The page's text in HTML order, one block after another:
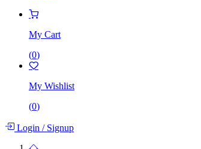
My Cart
(0)
My Wishlist
(0)
Login /Signup